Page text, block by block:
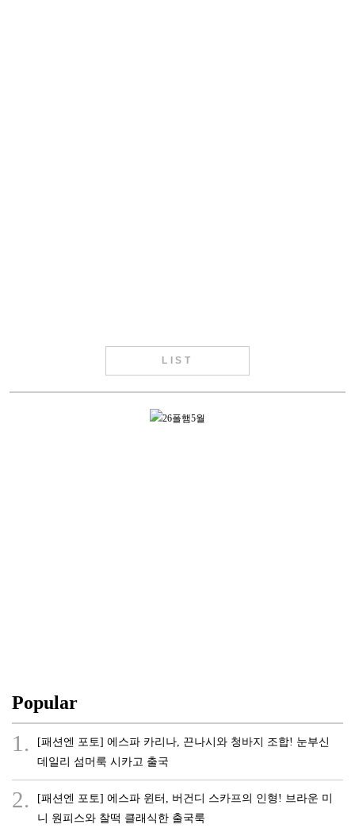
LIST
Popular
1.
[패션엔 포토] 에스파 카리나, 끈나시와 청바지 조합! 눈부신
데일리 섬머룩 시카고 출국
2.
[패션엔 포토] 에스파 윈터, 버건디 스카프의 인형! 브라운 미
니 원피스와 찰떡 클래식한 출국룩